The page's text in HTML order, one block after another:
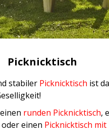
Picknicktisch
stabiler Picknicktisch ist
runden Picknicktisch,
oder einen Picknicktisch mit